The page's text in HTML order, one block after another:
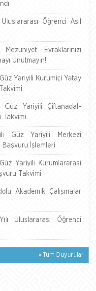
Öğrenci Asil
Evraklarınızı
Unutmayın!
Yariyili Kurumiçi Yatay
Güz Yariyili Çiftanadal-
Takvimi
Güz Yariyili Merkezi
Başvuru İşlemleri
Yariyili Kurumlararasi
Takvimi
Akademik Çalışmalar
Uluslararası Öğrenci
» Tüm Duyurular